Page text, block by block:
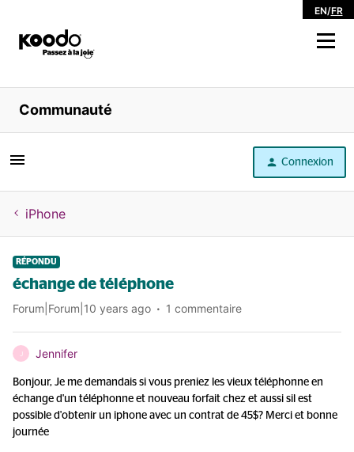
EN/FR
Magasiner
Libre service
Aide
Communauté
Connexion
iPhone
RÉPONDU
échange de téléphone
Forum|Forum|10 years ago 1 commentaire
J Jennifer
Bonjour, Je me demandais si vous preniez les vieux téléphonne en
échange d'un téléphonne et nouveau forfait chez et aussi sil est
possible d'obtenir un iphone avec un contrat de 45$? Merci et bonne
journée